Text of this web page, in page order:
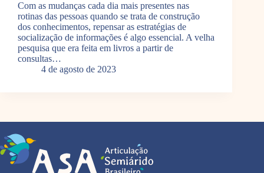
Com as mudanças cada dia mais presentes nas
rotinas das pessoas quando se trata de construção
dos conhecimentos, repensar as estratégias de
socialização de informações é algo essencial. A velha
pesquisa que era feita em livros a partir de
consultas…
4 de agosto de 2023